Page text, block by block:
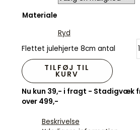
Materiale
Ryd
Flettet julehjerte 8cm antal
TILFØJ TIL
KURV
Nu kun 39,- i fragt - Stadigvæk
over 499,-
Beskrivelse